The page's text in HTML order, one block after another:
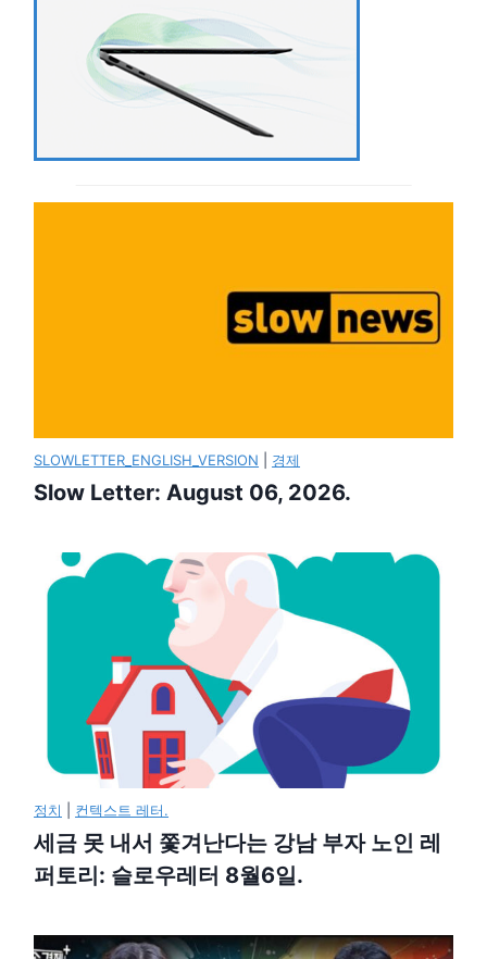
SLOWLETTER_ENGLISH_VERSION 경제
Slow Letter: August 06, 2026.
정치 컨텍스트 레터.
세금 못 내서 쫓겨난다는 강남 부자 노인 레
퍼토리: 슬로우레터 8월6일.